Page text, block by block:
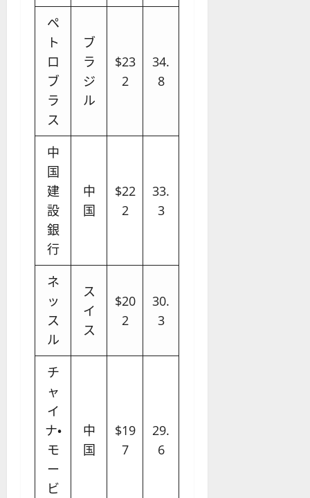
ペ
ト
ロ
ブ
ラ
ス
ブ
ラ
ジ
ル
$23
2
34.
8
中
国
建
設
銀
行
中
国
$22
2
33.
3
ネ
ッ
ス
ル
ス
イ
ス
$20
2
30.
3
チ
ャ
イ
ナ・
モ
ー
ビ
中
国
$19
7
29.
6